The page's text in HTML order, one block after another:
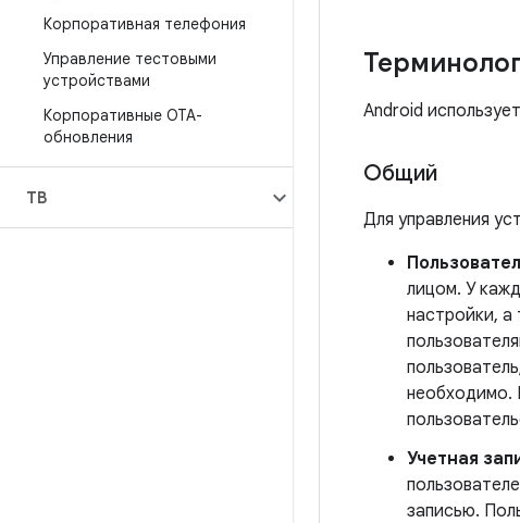
Корпоративная телефония
Управление тестовыми
устройствами
Корпоративные OTA-
обновления
ТВ
Android
Общий
Для управления
лицом. У
настройки, а
необходимо.
Учетная
записью.